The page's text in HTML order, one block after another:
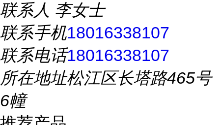
联系人 李女士
联系手机18016338107
联系电话18016338107
所在地址松江区长塔路465号
6幢